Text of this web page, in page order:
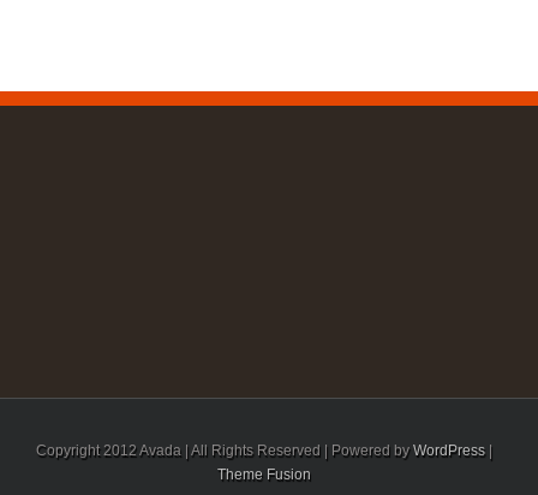
Copyright 2012 Avada | All Rights Reserved | Powered byWordPress|
Theme Fusion